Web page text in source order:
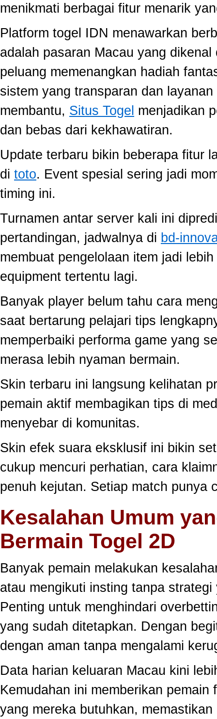
menikmati berbagai fitur menarik
Platform togel IDN menawarkan
adalah pasaran Macau yang
peluang memenangkan hadiah
sistem yang transparan dan
membantu, Situs Togel menjadikan
dan bebas dari kekhawatiran.
Update terbaru bikin beberapa fitur
di toto. Event spesial sering jadi
timing ini.
Turnamen antar server kali ini
pertandingan, jadwalnya di bd-
membuat pengelolaan item jadi
equipment tertentu lagi.
Banyak player belum tahu cara
saat bertarung pelajari tips
memperbaiki performa game yang
merasa lebih nyaman bermain.
Skin terbaru ini langsung kelihatan
pemain aktif membagikan tips di
menyebar di komunitas.
Skin efek suara eksklusif ini bikin
cukup mencuri perhatian, cara
penuh kejutan. Setiap match punya
Kesalahan Umum
Bermain Togel 2D
Banyak pemain melakukan
atau mengikuti insting tanpa
Penting untuk menghindari
yang sudah ditetapkan. Dengan
dengan aman tanpa mengalami
Data harian keluaran Macau kini
Kemudahan ini memberikan
yang mereka butuhkan,